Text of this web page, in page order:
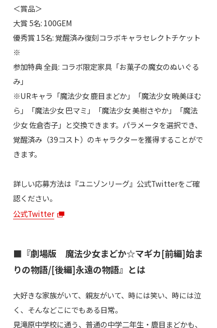
＜賞品＞
大賞 5名: 100GEM
優秀賞 15名: 覚醒済み復刻コラボキャラセレクトチケット
※
参加特典 全員: コラボ限定家具「お菓子の魔女のぬいぐる
み」
※URキャラ「魔法少女 鹿目まどか」「魔法少女 暁美ほむ
ら」「魔法少女 巴マミ」「魔法少女 美樹さやか」「魔法
少女 佐倉杏子」と交換できます。パラメータを選択でき、
覚醒済み（39コスト）のキャラクターを獲得することがで
きます。
詳しい応募方法は『ユニゾンリーグ』公式Twitterをご確
認ください。
公式Twitter
■『劇場版 魔法少女まどか☆マギカ[前編]始ま
りの物語/[後編]永遠の物語』とは
大好きな家族がいて、親友がいて、時には笑い、時には泣
く、そんなどこにでもある日常。
見滝原中学校に通う、普通の中学二年生・鹿目まどかも、